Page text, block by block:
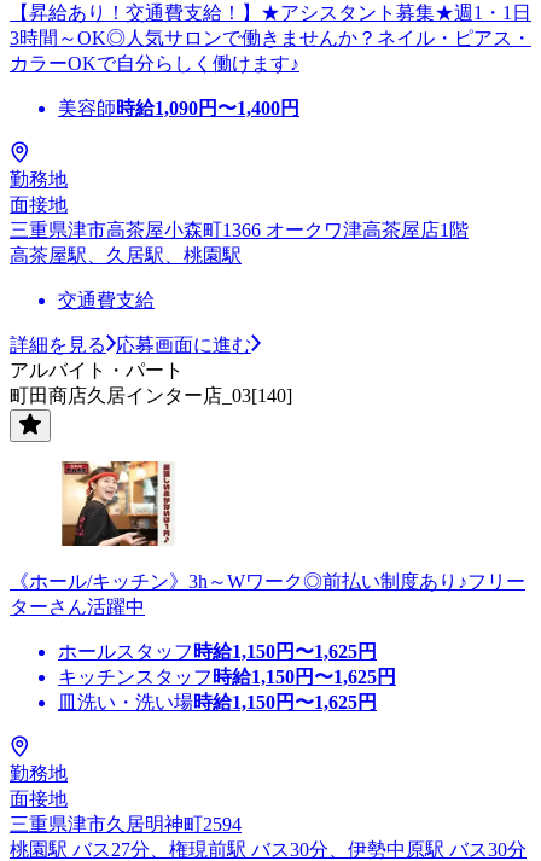
【昇給あり！交通費支給！】★アシスタント募集★週1・1日
3時間～OK◎人気サロンで働きませんか？ネイル・ピアス・
カラーOKで自分らしく働けます♪
美容師時給1,090円〜1,400円
勤務地
面接地
三重県津市高茶屋小森町1366 オークワ津高茶屋店1階
高茶屋駅、久居駅、桃園駅
交通費支給
詳細を見る
応募画面に進む
アルバイト・パート
町田商店久居インター店_03[140]
《ホール/キッチン》3h～Wワーク◎前払い制度あり♪フリー
ターさん活躍中
ホールスタッフ 時給1,150円〜1,625円
キッチンスタッフ 時給1,150円〜1,625円
皿洗い・洗い場時給1,150円〜1,625円
勤務地
面接地
三重県津市久居明神町2594
桃園駅 バス27分、権現前駅 バス30分、伊勢中原駅 バス30分